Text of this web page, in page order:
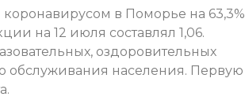
коронавирусом в Поморье на 63,3%
на 12 июля составлял 1,06.
оздоровительных
обслуживания населения. Первую